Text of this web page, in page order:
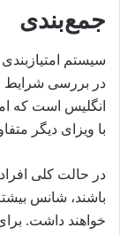
جمع‌بندی
سیستم
در بررسی شرایط
انگلیس است که
با ویزای دیگر
در حالت کلی
باشند، شانس
خواهند داشت.